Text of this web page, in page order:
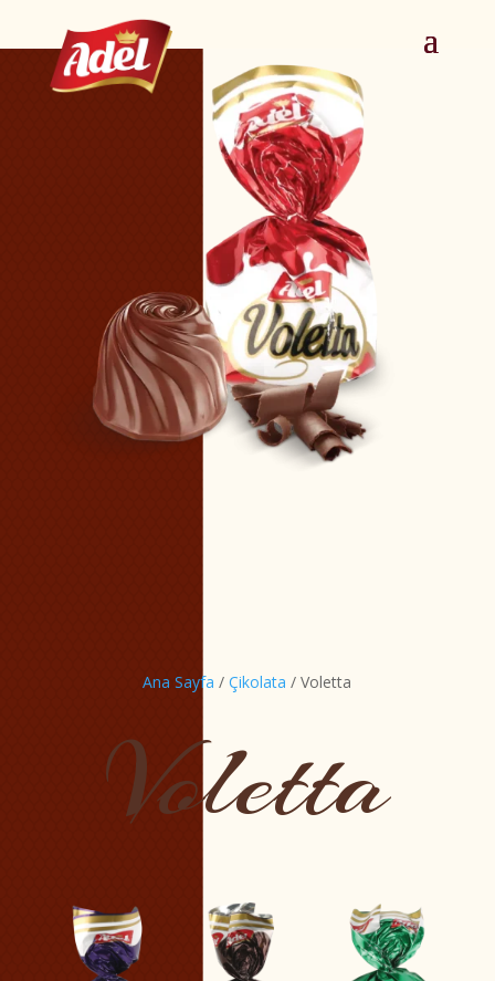
Ana Sayfa /Çikolata / Voletta
Voletta